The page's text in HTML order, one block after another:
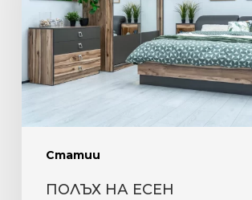
Статии
ПОЛЪХ НА ЕСЕН